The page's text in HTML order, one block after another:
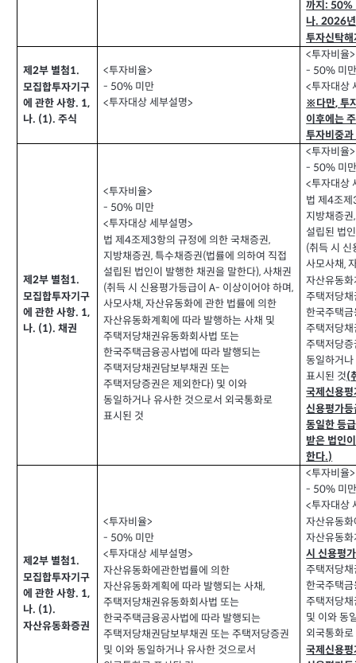
까지 : 50%
나. 2026년
투자신탁
제2부 별첨1.
모집합투자기구
에 관한 사항. 1,
나. (1).주식
<투자비율>
- 50% 미만
<투자대상 세부설명>
<투자비율>
- 50% 미
<투자대상
※다만,투
이후에는
투자비중
제2부 별첨1.
모집합투자기구
에 관한 사항. 1,
나. (1).채권
<투자비율>
- 50% 미만
<투자대상 세부설명>
법 제4조제3항의 규정에 의한 국채증권,
지방채증권,특수채증권(법률에 의하여 직접
설립된 법인이 발행한 채권을 말한다),사채권
(취득 시 신용평가등급이 A- 이상이어야 하며,
사모사채,자산유동화에 관한 법률에 의한
자산유동화계획에 따라 발행하는 사채 및
주택저당채권유동화회사법 또는
한국주택금융공사법에 따라 발행되는
주택저당채권담보부채권 또는
주택저당증권은 제외한다) 및 이와
동일하거나 유사한 것으로서 외국통화로
표시된 것
<투자비율>
- 50% 미
<투자대상
법 제4조제
지방채증권
설립된 법
(취득 시 신
사모사채,
자산유동
주택저당
한국주택
주택저당
주택저당
동일하거
표시된 것(
국제신용
신용평가
동일한 등
받은 법인
한다.)
제2부 별첨1.
모집합투자기구
에 관한 사항. 1,
나. (1).
자산유동화증권
<투자비율>
- 50% 미만
<투자대상 세부설명>
자산유동화에관한법률에 의한
자산유동화계획에 따라 발행되는 사채,
주택저당채권유동화회사법 또는
한국주택금융공사법에 따라 발행되는
주택저당채권담보부채권 또는 주택저당증권
및 이와 동일하거나 유사한 것으로서
<투자비율>
- 50% 미
<투자대상
자산유동
자산유동
시 신용평
주택저당
한국주택
주택저당
및 이와 동
외국통화
국제신용